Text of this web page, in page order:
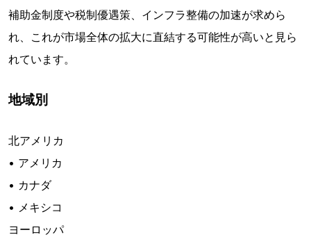
補助金制度や税制優遇策、インフラ整備の加速が求めら
れ、これが市場全体の拡大に直結する可能性が高いと見ら
れています。
地域別
北アメリカ
• アメリカ
• カナダ
• メキシコ
ヨーロッパ